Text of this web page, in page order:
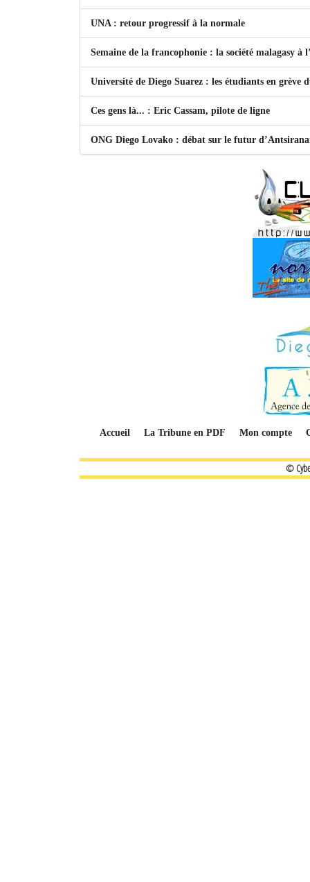
UNA : retour progressif à la normale
Semaine de la francophonie : la société malagasy à
Université de Diego Suarez : les étudiants en grève
Ces gens là... : Eric Cassam, pilote de ligne
ONG Diego Lovako : débat sur le futur
Accueil La Tribune en PDF Mon compte
©